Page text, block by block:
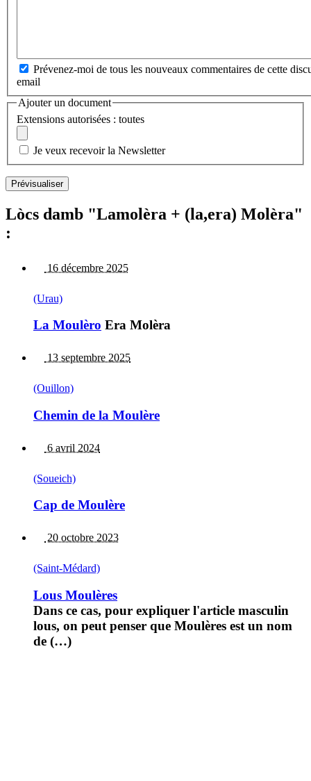
Prévenez-moi de tous les nouveaux commentaires de cette
email
Ajouter un document
Extensions autorisées : toutes
Je veux recevoir la Newsletter
Lòcs damb "Lamolèra + (la,era) Molèra"
:
16 décembre 2025
(Urau)
La Moulèro Era Molèra
13 septembre 2025
(Ouillon)
Chemin de la Moulère
6 avril 2024
(Soueich)
Cap de Moulère
20 octobre 2023
(Saint-Médard)
Lous Moulères
Dans ce cas, pour expliquer l'article masculin
lous, on peut penser que Moulères est un nom
de (…)